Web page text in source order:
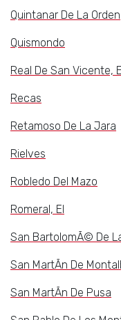
Quintanar De La Orden
Quismondo
Real De San Vicente, El
Recas
Retamoso De La Jara
Rielves
Robledo Del Mazo
Romeral, El
San BartolomÃ© De
San MartÃ­n De
San MartÃ­n De Pusa